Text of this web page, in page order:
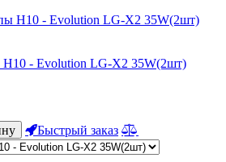
- Evolution LG-X2 35W(2шт)
Быстрый заказ